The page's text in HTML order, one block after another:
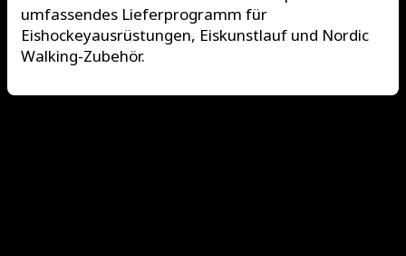
umfassendes Lieferprogramm für
Eishockeyausrüstungen, Eiskunstlauf und Nordic
Walking-Zubehör.